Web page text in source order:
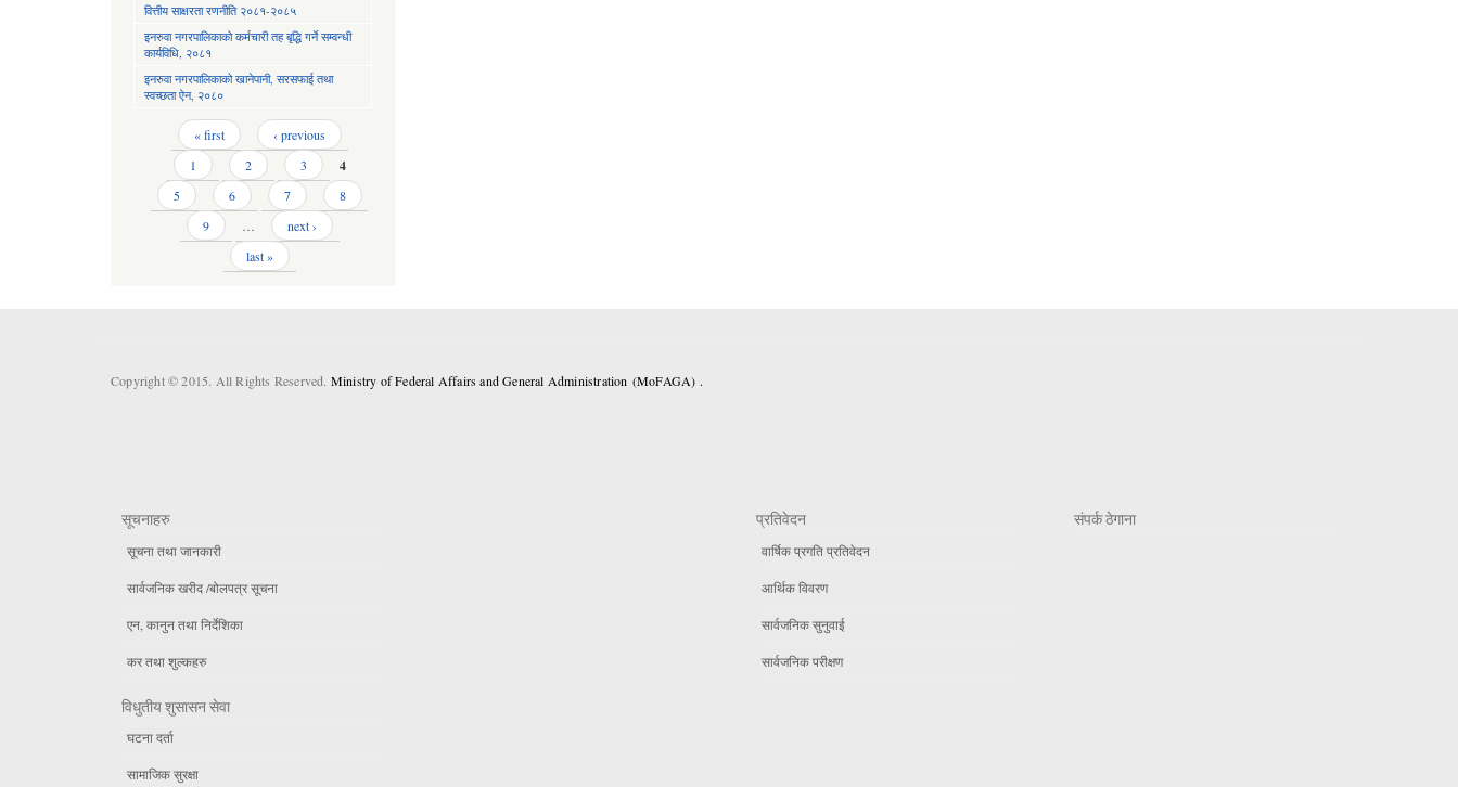
वित्तीय साक्षरता रणनीति २०८१-२०८५
इनरुवा नगरपालिकाको कर्मचारी तह बृद्धि गर्ने सम्वन्धी
कार्यविधि, २०८१
इनरुवा नगरपालिकाको खानेपानी, सरसफाई तथा
स्वच्छता ऐन, २०८०
« first
‹ previous
1
2 3 4
5 6 7
8
9
…
next ›
last »
Copyright © 2015. All Rights Reserved. Ministry of Federal Affairs and General Administration (MoFAGA) .
सूचनाहरु
सूचना तथा जानकारी
सार्वजनिक खरीद /बोलपत्र सूचना
एन, कानुन तथा निर्देशिका
कर तथा शुल्कहरु
विधुतीय शुसासन सेवा
घटना दर्ता
सामाजिक सुरक्षा
प्रतिवेदन
वार्षिक प्रगति प्रतिवेदन
आर्थिक विवरण
सार्वजनिक सुनुवाई
सार्वजनिक परीक्षण
संपर्क ठेगाना